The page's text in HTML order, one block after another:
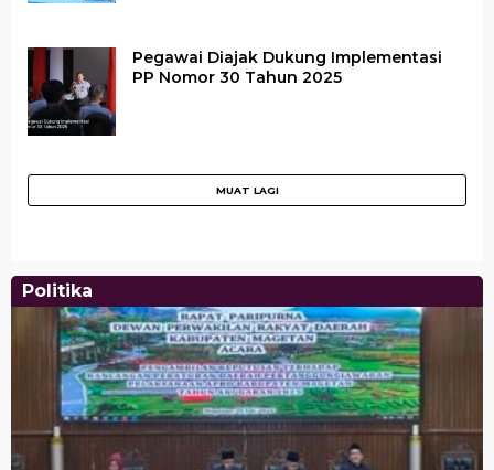
Pegawai Diajak Dukung Implementasi
PP Nomor 30 Tahun 2025
Politika